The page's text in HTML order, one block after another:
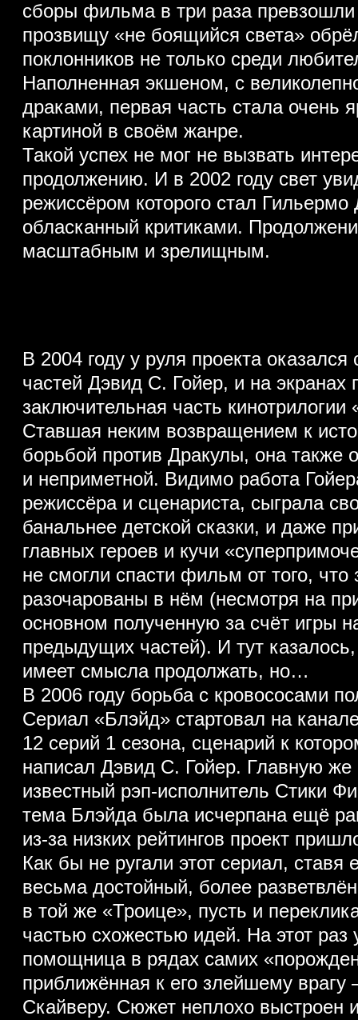
сборы фильма в три раза превзошли
прозвищу «не боящийся света»
поклонников не только среди
Наполненная экшеном, с
драками, первая часть стала очень
картиной в своём жанре.
Такой успех не мог не вызвать
продолжению. И в 2002 году свет
режиссёром которого стал
обласканный критиками.
масштабным и зрелищным.
В 2004 году у руля проекта
частей Дэвид С. Гойер, и на экранах
заключительная часть
Ставшая неким возвращением к
борьбой против Дракулы, она также
и неприметной. Видимо работа
режиссёра и сценариста, сыграла
банальнее детской сказки, и даже
главных героев и кучи
не смогли спасти фильм от того, что
разочарованы в нём (несмотря на
основном полученную за счёт игры
предыдущих частей). И тут
имеет смысла продолжать, но…
В 2006 году борьба с кровососами
Сериал «Блэйд» стартовал на
12 серий 1 сезона, сценарий к
написал Дэвид С. Гойер. Главную же
известный рэп-исполнитель Стики
тема Блэйда была исчерпана ещё
из-за низких рейтингов проект
Как бы не ругали этот сериал,
весьма достойный, более
в той же «Троице», пусть и
частью схожестью идей. На этот раз
помощница в рядах самих
приближённая к его злейшему
Скайверу. Сюжет неплохо выстроен